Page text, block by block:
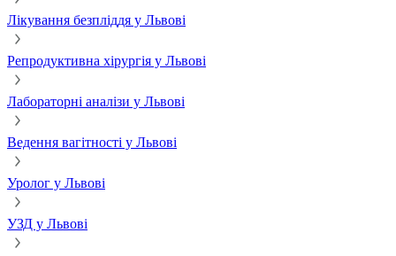
Лікування безпліддя у Львові
Репродуктивна хірургія у Львові
Лабораторні аналізи у Львові
Ведення вагітності у Львові
Уролог у Львові
УЗД у Львові